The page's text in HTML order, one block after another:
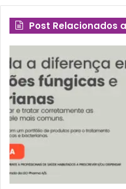
Post Relacionados